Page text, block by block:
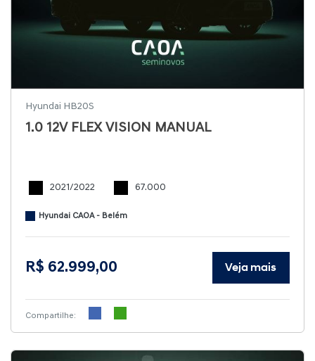
Hyundai HB20S
1.0 12V FLEX VISION MANUAL
2021/2022 67.000
Hyundai CAOA - Belém
R$ 62.999,00 Veja mais
Compartilhe: